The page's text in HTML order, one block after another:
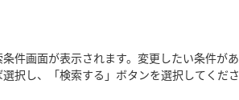
条件画面が表示されます。変更したい条件があ
選択し、「検索する」ボタンを選択してくださ